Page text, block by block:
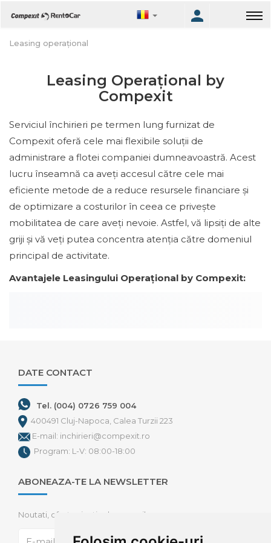
Leasing operațional
Leasing Operațional by
Compexit
Serviciul închirieri pe termen lung furnizat de
Compexit oferă cele mai flexibile soluții de
administrare a flotei companiei dumneavoastră. Acest
lucru înseamnă ca aveți accesul către cele mai
eficiente metode de a reduce resursele financiare și
de optimizare a costurilor în ceea ce privește
mobilitatea de care aveți nevoie. Astfel, vă lipsiți de alte
griji și vă veți putea concentra atenția către domeniul
principal de activitate.
Avantajele Leasingului Operațional by Compexit:
DATE CONTACT
Tel. (004) 0726 759 004
400491 Cluj-Napoca, Calea Turzii 223
E-mail: inchirieri@compexit.ro
Program: L-V: 08:00-18:00
ABONEAZA-TE LA NEWSLETTER
Noutati, oferte si articole pe mail